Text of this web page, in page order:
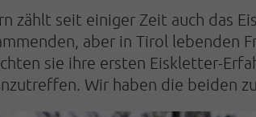
zählt seit einiger Zeit auch das
aber in Tirol lebenden
sie ihre ersten Eiskletter-
Wir haben die beiden